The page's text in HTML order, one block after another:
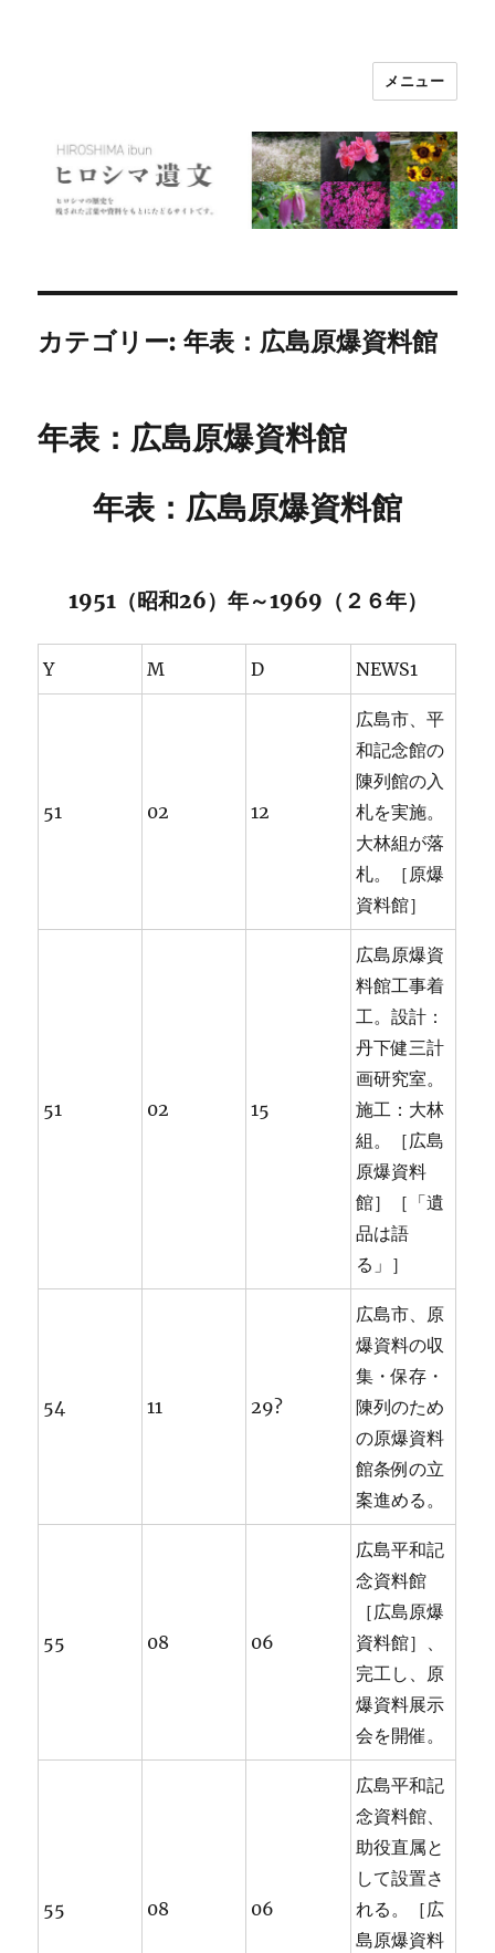
メニュー
カテゴリー:年表：広島原爆資料館
年表：広島原爆資料館
年表：広島原爆資料館
1951（昭和26）年～1969（２６年）
Y M D NEWS1
51 02 12
広島市、平
和記念館の
陳列館の入
札を実施。
大林組が落
札。［原爆
資料館］
51 02 15
広島原爆資
料館工事着
工。設計：
丹下健三計
画研究室。
施工：大林
組。［広島
原爆資料
館］［「遺
品は語
る」］
54 11 29?
広島市、原
爆資料の収
集・保存・
陳列のため
の原爆資料
館条例の立
案進める。
55 08 06
広島平和記
念資料館
［広島原爆
資料館］、
完工し、原
爆資料展示
会を開催。
55 08 06
広島平和記
念資料館、
助役直属と
して設置さ
れる。［広
島原爆資料